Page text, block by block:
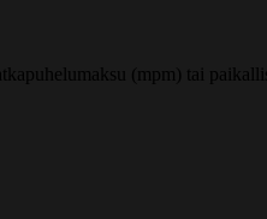
(mpm) tai